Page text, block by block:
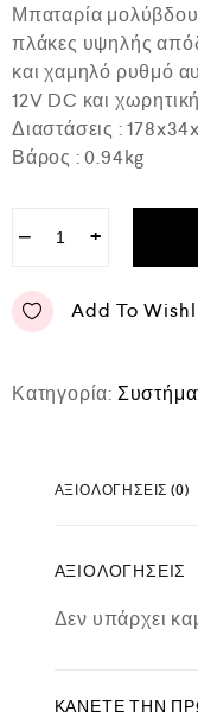
γ
ή
θ
η
κ
ε
μ
ε
ό
Μπαταρία
πλάκες υψηλής
και χαμηλό ρυθμό
12V DC και
Διαστάσεις :
Βάρος : 0.94kg
− +
Add To
Κατηγορία:
ΑΞΙΟΛΟΓΉΣΕΙΣ (0)
ΑΞΙΟΛΟΓΉΣΕΙΣ
Δεν υπάρχει
ΚΆΝΕΤΕ ΤΗΝ